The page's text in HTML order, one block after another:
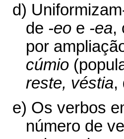
d)
de -eo e -ea,
por
cúmio
reste, véstia,
e) Os verbos
número de